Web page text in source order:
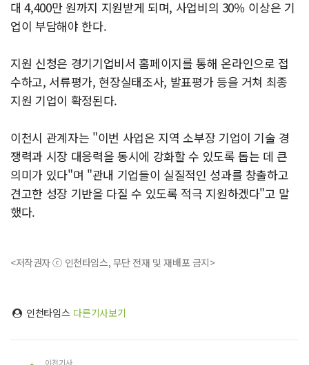
대 4,400만 원까지 지원받게 되며, 사업비의 30％ 이상은 기
업이 부담해야 한다.
지원 신청은 경기기업비서 홈페이지를 통해 온라인으로 접
수하고, 서류평가, 현장실태조사, 발표평가 등을 거쳐 최종
지원 기업이 확정된다.
이천시 관계자는 "이번 사업은 지역 소부장 기업이 기술 경
쟁력과 시장 대응력을 동시에 강화할 수 있도록 돕는 데 큰
의미가 있다"며 "관내 기업들이 실질적인 성과를 창출하고
견고한 성장 기반을 다질 수 있도록 적극 지원하겠다"고 말
했다.
<저작권자 ⓒ 인천타임스, 무단 전재 및 재배포 금지>
인천타임스 다른기사보기
이전기사